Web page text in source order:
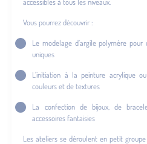
Vous pourrez découvrir :
Le modelage d’argile polymère
uniques
L’initiation à la peinture acrylique
couleurs et de textures
La confection de bijoux, de
accessoires fantaisies
Les ateliers se déroulent en petit